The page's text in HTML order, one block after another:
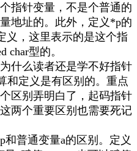
指针变量，不是个普通的
地址的。此外，定义 *p的
义，这里表示的是这个指
char型的。
什么读者还是学不好指针
和定义是有区别的。重点
区别弄明白了，起码指针
两个重要区别也需要死记
p和普通变量a的区别 。定义